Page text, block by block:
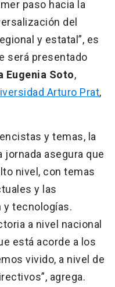
paso hacia la
del
y estatal”, es
será presentado
Eugenia Soto,
Arturo Prat,
y temas, la
asegura que
nivel, con temas
y las
y tecnologías.
a nivel nacional
está acorde a los
vivido, a nivel de
agrega.